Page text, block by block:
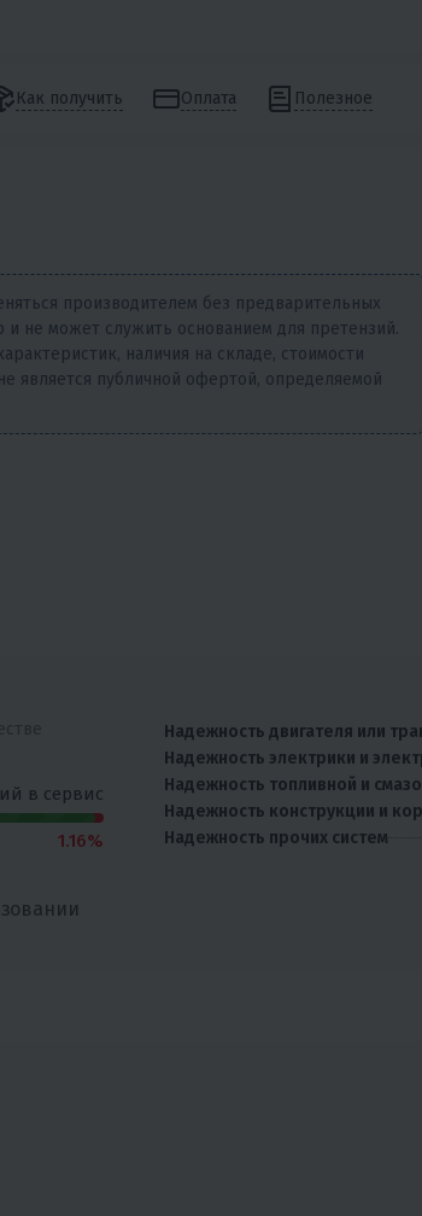
Как получить Оплата Полезное
производителем без предварительных
не может служить основанием для претензий.
наличия на складе, стоимости
является публичной офертой, определяемой
в сервис
1.16%
Надежность двигателя или
Надежность электрики и
Надежность топливной и
Надежность конструкции и
Надежность прочих систем